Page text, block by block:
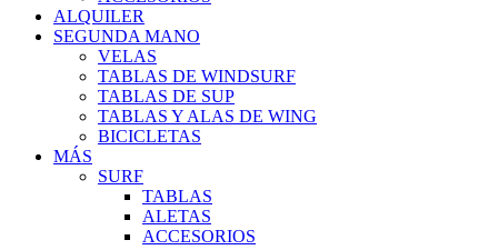
ALQUILER
SEGUNDA MANO
VELAS
TABLAS DE WINDSURF
TABLAS DE SUP
TABLAS Y ALAS DE WING
BICICLETAS
MÁS
SURF
TABLAS
ALETAS
ACCESORIOS